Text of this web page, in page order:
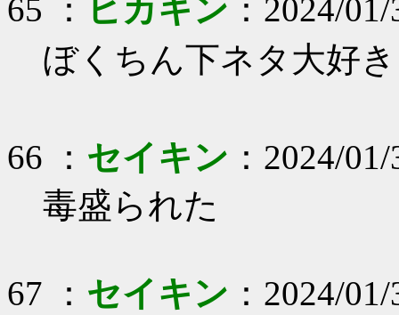
65 ： ヒカキン ：2024/
ぼくちん下ネタ大好
66 ： セイキン ：2024/
毒盛られた
67 ： セイキン ：2024/